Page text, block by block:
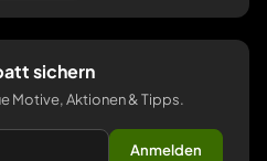
sichern
Motive, Aktionen & Tipps.
Anmelden